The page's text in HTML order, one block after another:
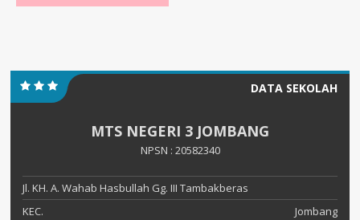
DATA SEKOLAH
MTS NEGERI 3 JOMBANG
NPSN : 20582340
Jl. KH. A. Wahab Hasbullah Gg. III Tambakberas
KEC.
Jombang